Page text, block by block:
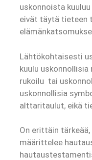
uskonnoista
eivät täytä tieteen
Lähtökohtaisesti
kuulu uskonnollisia
rukoilu tai
uskonnollisia
alttaritaulut, eikä
On erittäin
määrittelee